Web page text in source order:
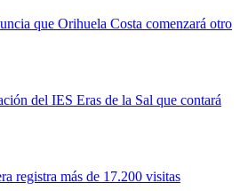
que Orihuela Costa comenzará otro
del IES Eras de la Sal que contará
registra más de 17.200 visitas